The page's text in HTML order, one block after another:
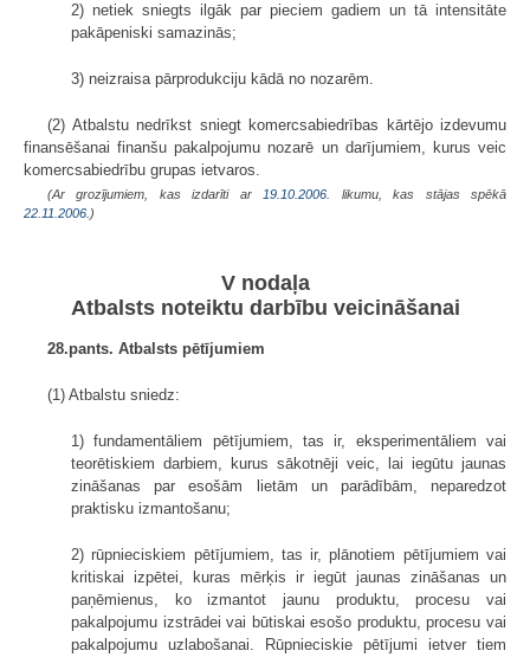
2) netiek sniegts ilgāk par pieciem gadiem un tā intensitāte
pakāpeniski samazinās;
3) neizraisa pārprodukciju kādā no nozarēm.
(2) Atbalstu nedrīkst sniegt komercsabiedrības kārtējo izdevumu
finansēšanai finanšu pakalpojumu nozarē un darījumiem, kurus veic
komercsabiedrību grupas ietvaros.
(Ar grozījumiem, kas izdarīti ar 19.10.2006 . likumu, kas stājas spēkā
22.11.2006. )
V nodaļa
Atbalsts noteiktu darbību veicināšanai
28.pants. Atbalsts pētījumiem
(1) Atbalstu sniedz:
1) fundamentāliem pētījumiem, tas ir, eksperimentāliem vai
teorētiskiem darbiem, kurus sākotnēji veic, lai iegūtu jaunas
zināšanas par esošām lietām un parādībām, neparedzot
praktisku izmantošanu;
2) rūpnieciskiem pētījumiem, tas ir, plānotiem pētījumiem vai
kritiskai izpētei, kuras mērķis ir iegūt jaunas zināšanas un
paņēmienus, ko izmantot jaunu produktu, procesu vai
pakalpojumu izstrādei vai būtiskai esošo produktu, procesu vai
pakalpojumu uzlabošanai. Rūpnieciskie pētījumi ietver tiem